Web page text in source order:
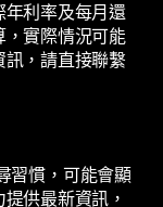
年利率及每月還
實際情況可能
訊，請直接聯繫
習慣，可能會顯
供最新資訊，